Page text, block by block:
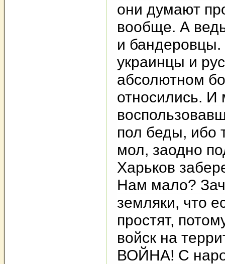
они думают
вообще. А
и
украинцы и
абсолютном
относились. И
пол беды, ибо
мол, заодно
Харьков
Нам мало?
земляки, что
простят,
войск на
ВОЙНА! С